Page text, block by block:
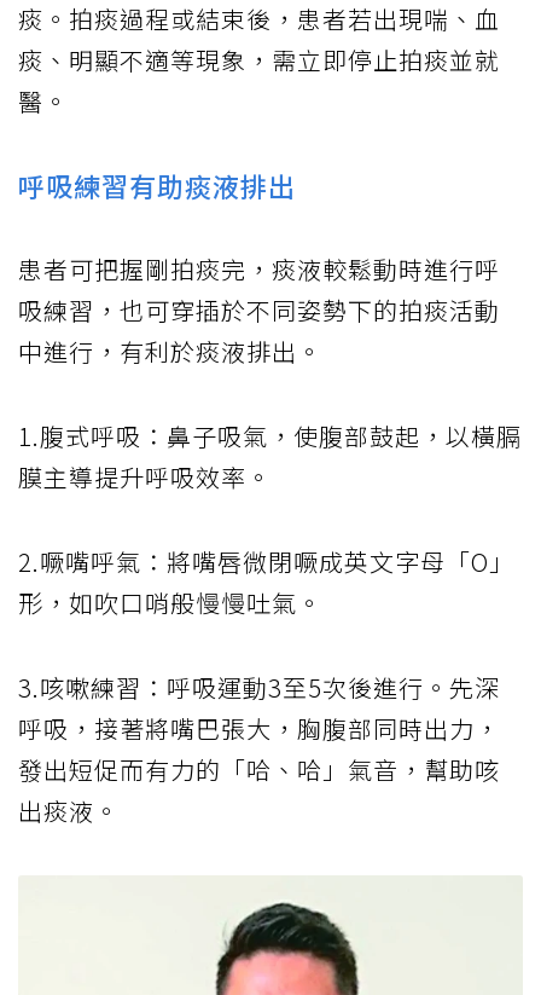
痰。拍痰過程或結束後，患者若出現喘、血
痰、明顯不適等現象，需立即停止拍痰並就
醫。
呼吸練習有助痰液排出
患者可把握剛拍痰完，痰液較鬆動時進行呼
吸練習，也可穿插於不同姿勢下的拍痰活動
中進行，有利於痰液排出。
1.腹式呼吸：鼻子吸氣，使腹部鼓起，以橫膈
膜主導提升呼吸效率。
2.噘嘴呼氣：將嘴唇微閉噘成英文字母「O」
形，如吹口哨般慢慢吐氣。
3.咳嗽練習：呼吸運動3至5次後進行。先深
呼吸，接著將嘴巴張大，胸腹部同時出力，
發出短促而有力的「哈、哈」氣音，幫助咳
出痰液。